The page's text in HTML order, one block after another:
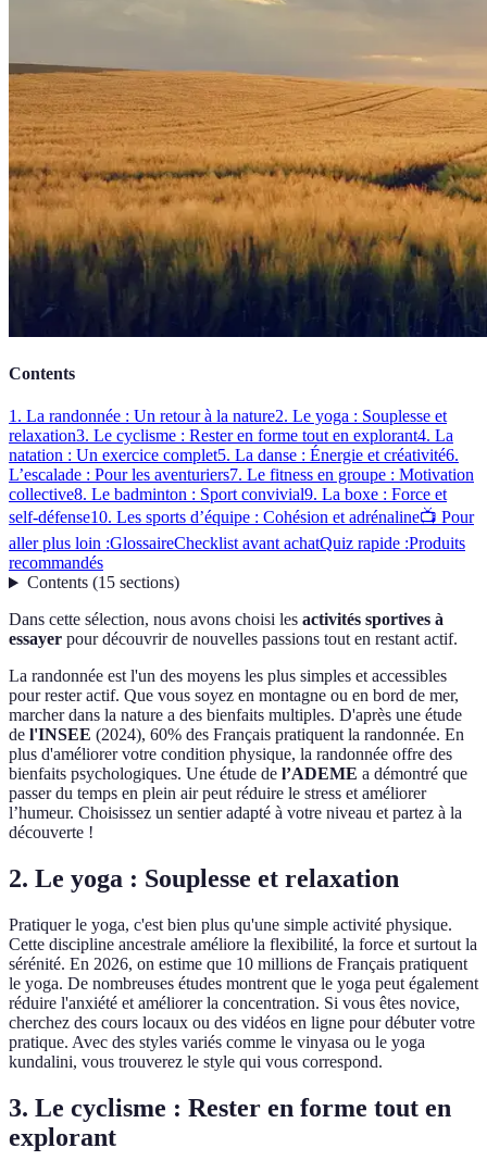
Contents
1. La randonnée : Un retour à la nature2. Le yoga : Souplesse et
relaxation3. Le cyclisme : Rester en forme tout en explorant4. La
natation : Un exercice complet5. La danse : Énergie et créativité6.
L’escalade : Pour les aventuriers7. Le fitness en groupe : Motivation
collective8. Le badminton : Sport convivial9. La boxe : Force et
self-défense10. Les sports d’équipe : Cohésion et adrénaline📺 Pour
aller plus loin :GlossaireChecklist avant achatQuiz rapide :Produits
recommandés
Contents(15 sections)
Dans cette sélection, nous avons choisi les activités sportives à
essayer pour découvrir de nouvelles passions tout en restant actif.
La randonnée est l'un des moyens les plus simples et accessibles
pour rester actif. Que vous soyez en montagne ou en bord de mer,
marcher dans la nature a des bienfaits multiples. D'après une étude
de l'INSEE (2024), 60% des Français pratiquent la randonnée. En
plus d'améliorer votre condition physique, la randonnée offre des
bienfaits psychologiques. Une étude de l’ADEME a démontré que
passer du temps en plein air peut réduire le stress et améliorer
l’humeur. Choisissez un sentier adapté à votre niveau et partez à la
découverte !
2. Le yoga : Souplesse et relaxation
Pratiquer le yoga, c'est bien plus qu'une simple activité physique.
Cette discipline ancestrale améliore la flexibilité, la force et surtout la
sérénité. En 2026, on estime que 10 millions de Français pratiquent
le yoga. De nombreuses études montrent que le yoga peut également
réduire l'anxiété et améliorer la concentration. Si vous êtes novice,
cherchez des cours locaux ou des vidéos en ligne pour débuter votre
pratique. Avec des styles variés comme le vinyasa ou le yoga
kundalini, vous trouverez le style qui vous correspond.
3. Le cyclisme : Rester en forme tout en
explorant